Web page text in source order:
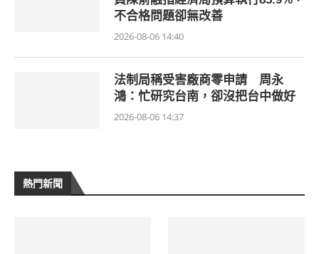
不合格問題卻無改善
2026-08-06 14:40
法制局稱受害廠商零申請 周永
鴻：忙研究台南，卻沒把台中做好
2026-08-06 14:37
熱門新聞